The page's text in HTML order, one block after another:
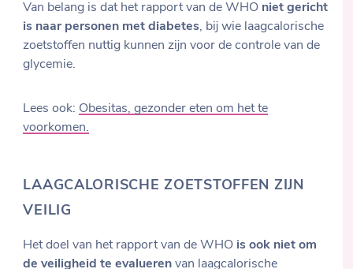
Van belang is dat het rapport van de WHO niet gericht
is naar personen met diabetes, bij wie laagcalorische
zoetstoffen nuttig kunnen zijn voor de controle van de
glycemie.
Lees ook: Obesitas, gezonder eten om het te
voorkomen.
LAAGCALORISCHE ZOETSTOFFEN ZIJN
VEILIG
Het doel van het rapport van de WHO is ook niet om
de veiligheid te evaluerenvan laagcalorische